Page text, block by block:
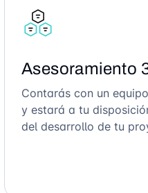
Asesoramiento
Contarás con un
y estará a tu
del desarrollo de tu